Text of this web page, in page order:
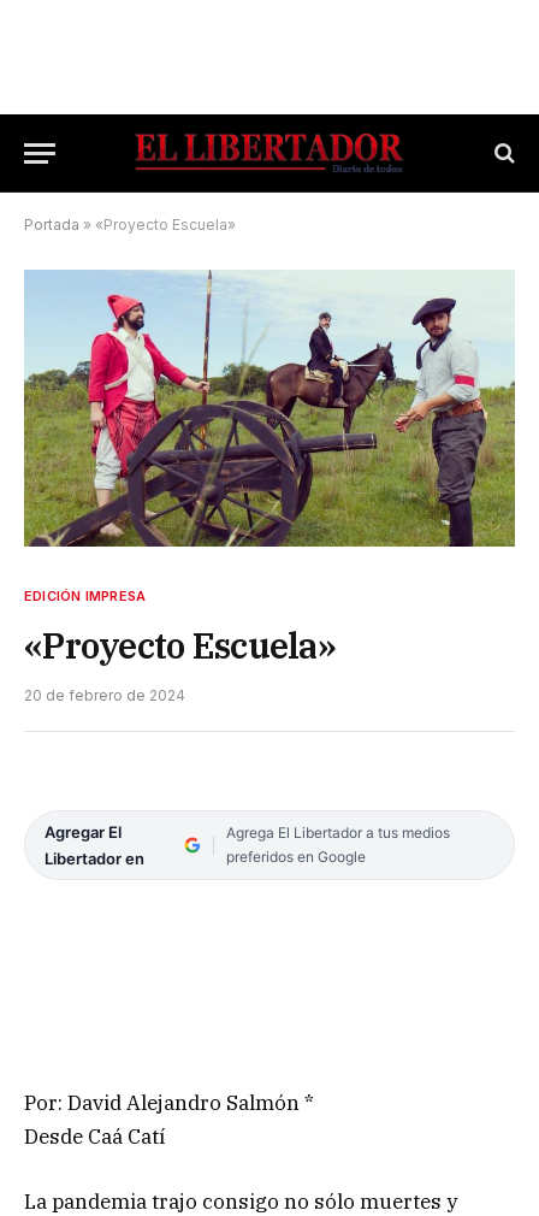
Portada » «Proyecto Escuela»
EDICIÓN IMPRESA
«Proyecto Escuela»
20 de febrero de 2024
Agregar El
Libertador en
Agrega El Libertador a tus medios
preferidos en Google
Por: David Alejandro Salmón *
Desde Caá Catí
La pandemia trajo consigo no sólo muertes y